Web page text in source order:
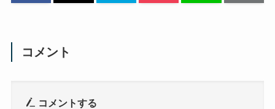
コメント
コメントする